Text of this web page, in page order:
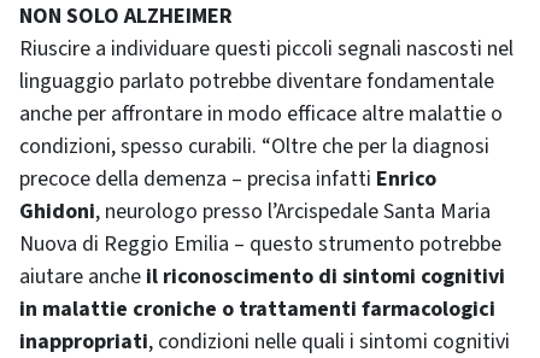
NON SOLO ALZHEIMER
Riuscire a individuare questi piccoli segnali nascosti nel
linguaggio parlato potrebbe diventare fondamentale
anche per affrontare in modo efficace altre malattie o
condizioni, spesso curabili. “Oltre che per la diagnosi
precoce della demenza – precisa infatti Enrico
Ghidoni, neurologo presso l’Arcispedale Santa Maria
Nuova di Reggio Emilia – questo strumento potrebbe
aiutare anche il riconoscimento di sintomi cognitivi
in malattie croniche o trattamenti farmacologici
inappropriati, condizioni nelle quali i sintomi cognitivi